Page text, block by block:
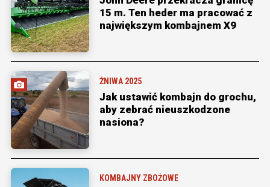
15 m. Ten heder ma pracować z
największym kombajnem X9
ŻNIWA 2025
Jak ustawić kombajn do grochu,
aby zebrać nieuszkodzone
nasiona?
KOMBAJNY ZBOŻOWE